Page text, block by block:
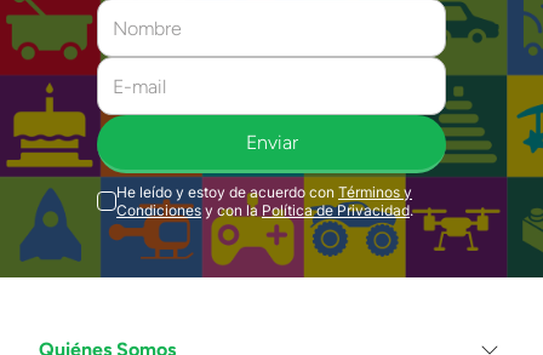
Enviar
He leído y estoy de acuerdo con Términos y
Condiciones y con la Política de Privacidad.
Quiénes Somos